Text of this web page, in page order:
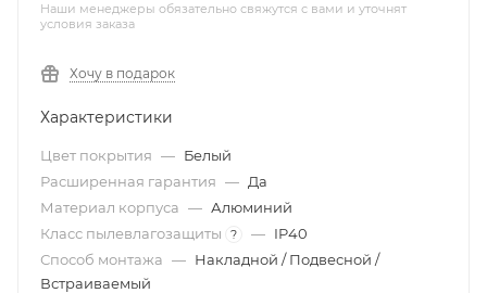
Наши менеджеры обязательно свяжутся с вами и уточнят
условия заказа
Хочу в подарок
Характеристики
Цвет покрытия — Белый
Расширенная гарантия — Да
Материал корпуса — Алюминий
Класс пылевлагозащиты
? — IP40
Способ монтажа — Накладной / Подвесной /
Встраиваемый